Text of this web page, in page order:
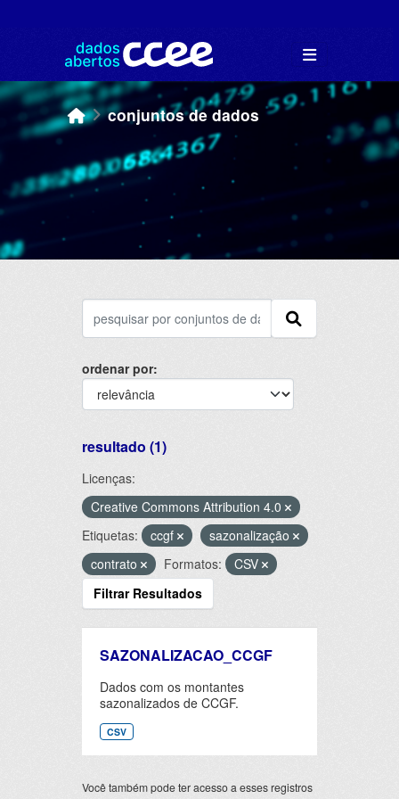
conjuntos de dados
ordenar por
resultado (1)
Licenças:
Creative Commons Attribution 4.0
Etiquetas:
ccgf
sazonalização
contrato
Formatos:
CSV
Filtrar Resultados
SAZONALIZACAO_CCGF
Dados com os montantes
sazonalizados de CCGF.
CSV
Você também pode ter acesso a esses registros